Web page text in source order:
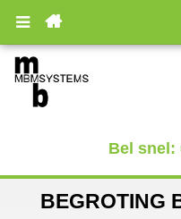

Bel snel:
BEGROTING